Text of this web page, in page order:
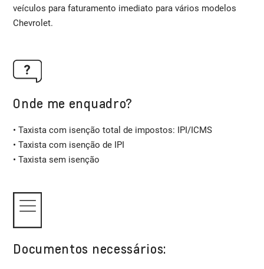
veículos para faturamento imediato para vários modelos
Chevrolet.
Onde me enquadro?
• Taxista com isenção total de impostos: IPI/ICMS
• Taxista com isenção de IPI
• Taxista sem isenção
Documentos necessários: